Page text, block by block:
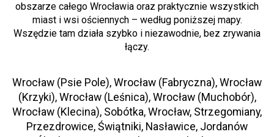
obszarze całego Wrocławia oraz praktycznie wszystkich
miast i wsi ościennych – według poniższej mapy.
Wszędzie tam działa szybko i niezawodnie, bez zrywania
łączy.
Wrocław (Psie Pole), Wrocław (Fabryczna), Wrocław
(Krzyki), Wrocław (Leśnica), Wrocław (Muchobór),
Wrocław (Klecina), Sobótka, Wrocław, Strzegomiany,
Przezdrowice, Świątniki, Nasławice, Jordanów